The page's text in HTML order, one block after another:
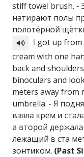
stiff towel brush. -
натирают полы
полотёрной
I got up from
cream with one
back and
binoculars and
meters away from
umbrella. - Я
взяла крем и
а второй
лежащий в ста
зонтиком. (Past